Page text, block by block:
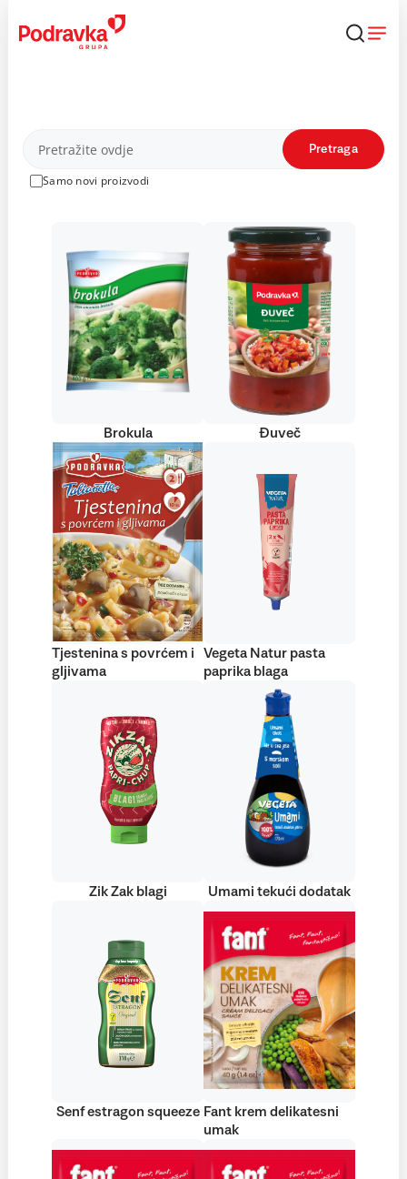
content
Proizvodi
Samo novi proizvodi
Pretraga
Brokula Đuveč
Tjestenina s povrćem i
gljivama
Vegeta Natur pasta
paprika blaga
Zik Zak blagi Umami tekući dodatak
Senf estragon squeeze Fant krem delikatesni
umak